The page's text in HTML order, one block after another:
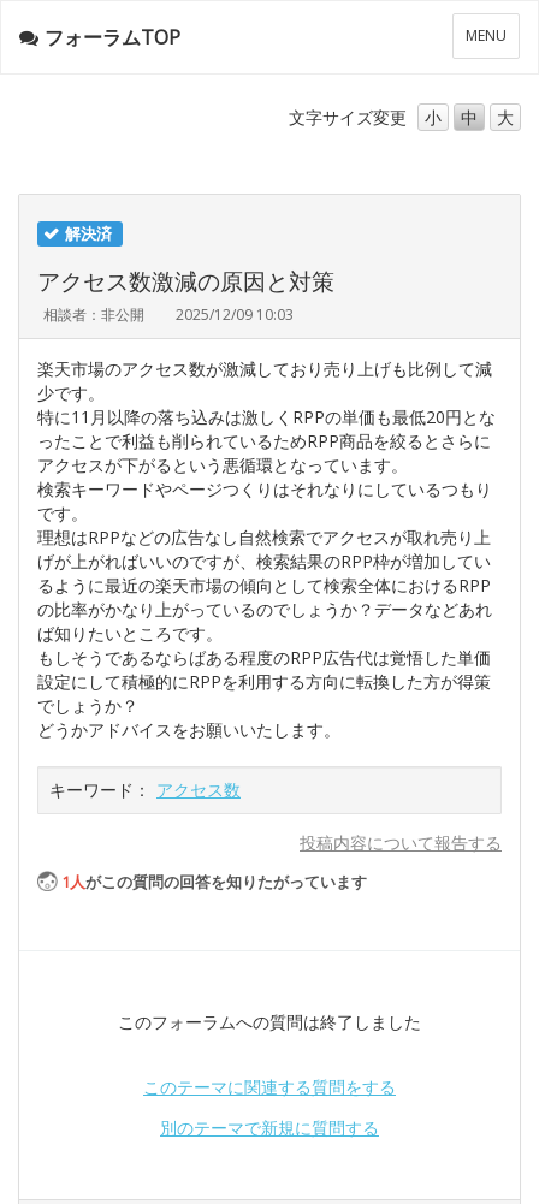
メ
ニ
ー
MENU
フォーラムTOP
文字サイズ変更 小 中 大
解決済
アクセス数激減の原因と対策
相談者：非公開 2025/12/09 10:03
楽天市場のアクセス数が激減しており売り上げも比例して減
少です。
特に11月以降の落ち込みは激しくRPPの単価も最低20円とな
ったことで利益も削られているためRPP商品を絞るとさらに
アクセスが下がるという悪循環となっています。
検索キーワードやページつくりはそれなりにしているつもり
です。
理想はRPPなどの広告なし自然検索でアクセスが取れ売り上
げが上がればいいのですが、検索結果のRPP枠が増加してい
るように最近の楽天市場の傾向として検索全体におけるRPP
の比率がかなり上がっているのでしょうか？データなどあれ
ば知りたいところです。
もしそうであるならばある程度のRPP広告代は覚悟した単価
設定にして積極的にRPPを利用する方向に転換した方が得策
でしょうか？
どうかアドバイスをお願いいたします。
キーワード： アクセス数
投稿内容について報告する
1人がこの質問の回答を知りたがっています
このフォーラムへの質問は終了しました
このテーマに関連する質問をする
別のテーマで新規に質問する